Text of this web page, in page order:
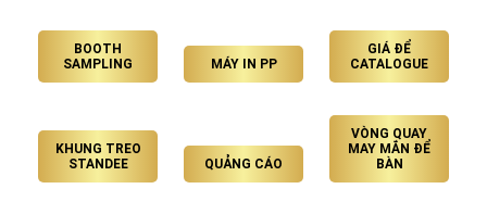
BOOTH
SAMPLING
MÁY IN PP
GIÁ ĐỂ
CATALOGUE
KHUNG TREO
STANDEE
QUẢNG CÁO
VÒNG QUAY
MAY MẮN ĐỂ
BÀN